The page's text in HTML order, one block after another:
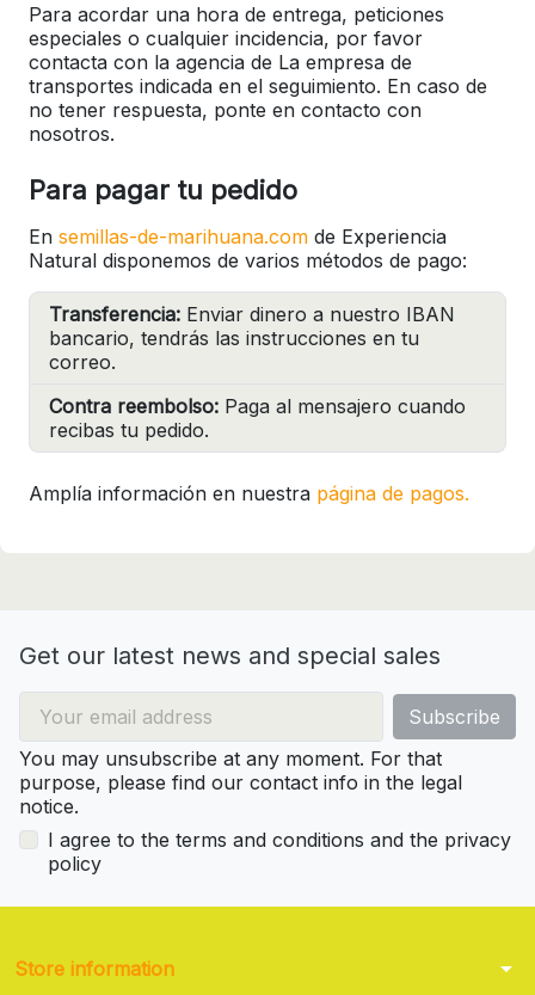
Para acordar una hora de entrega, peticiones
especiales o cualquier incidencia, por favor
contacta con la agencia de La empresa de
transportes indicada en el seguimiento. En caso de
no tener respuesta, ponte en contacto con
nosotros.
Para pagar tu pedido
En semillas-de-marihuana.com de Experiencia
Natural disponemos de varios métodos de pago:
Transferencia: Enviar dinero a nuestro IBAN
bancario, tendrás las instrucciones en tu
correo.
Contra reembolso: Paga al mensajero cuando
recibas tu pedido.
Amplía información en nuestra página de pagos.
Get our latest news and special sales
You may unsubscribe at any moment. For that
purpose, please find our contact info in the legal
notice.
I agree to the terms and conditions and the privacy
policy
Store information arrow_drop_down